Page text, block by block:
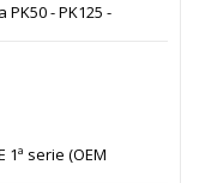
PK50 - PK125 -
serie (OEM